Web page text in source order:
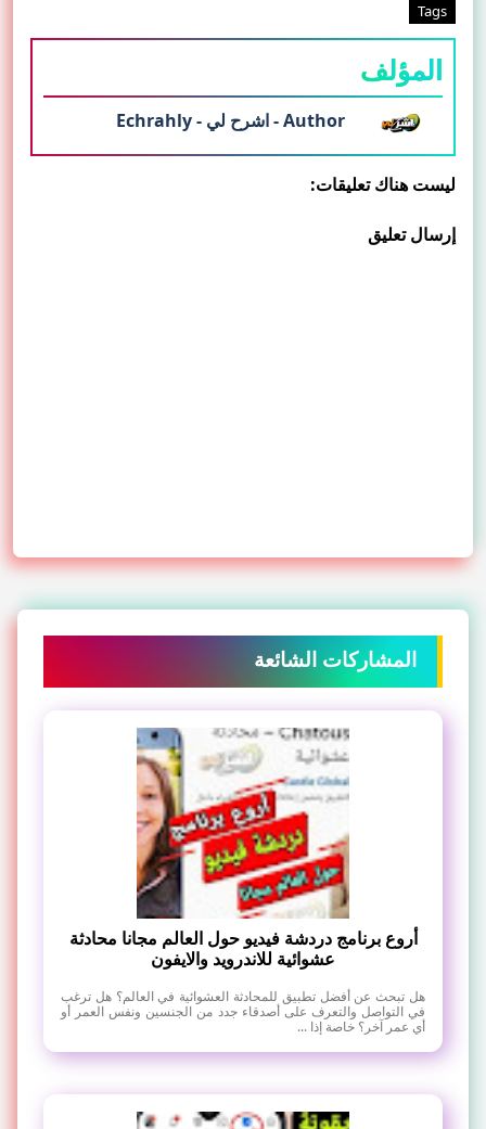
Tags
المؤلف
Author - اشرح لي - Echrahly
ليست هناك تعليقات:
إرسال تعليق
المشاركات الشائعة
أروع برنامج دردشة فيديو حول العالم مجانا محادثة
عشوائية للاندرويد والايفون
هل تبحث عن أفضل تطبيق للمحادثة العشوائية في العالم؟ هل ترغب
في التواصل والتعرف على أصدقاء جدد من الجنسين ونفس العمر أو
أي عمر آخر؟ خاصة إذا ...